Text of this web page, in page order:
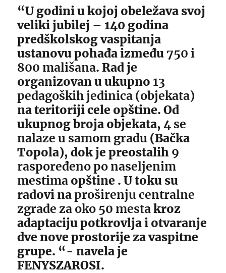
“U godini u kojoj obeležava svoj
veliki jubilej – 140 godina
predškolskog vaspitanja
ustanovu pohađa između 750 i
800 mališana. Rad je
organizovan u ukupno 13
pedagoških jedinica (objekata)
na teritoriji cele opštine. Od
ukupnog broja objekata,4 se
nalaze u samom gradu (Bačka
Topola), dok je preostalih 9
raspoređeno po naseljenim
mestima opštine . U toku su
radovi naproširenju centralne
zgrade za oko 50 mestakroz
adaptaciju potkrovlja i otvaranje
dve nove prostorije za vaspitne
grupe. “- navela je
FENYSZAROSI.